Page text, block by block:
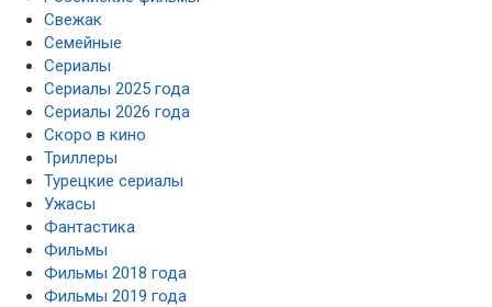
Свежак
Семейные
Сериалы
Сериалы 2025 года
Сериалы 2026 года
Скоро в кино
Триллеры
Турецкие сериалы
Ужасы
Фантастика
Фильмы
Фильмы 2018 года
Фильмы 2019 года